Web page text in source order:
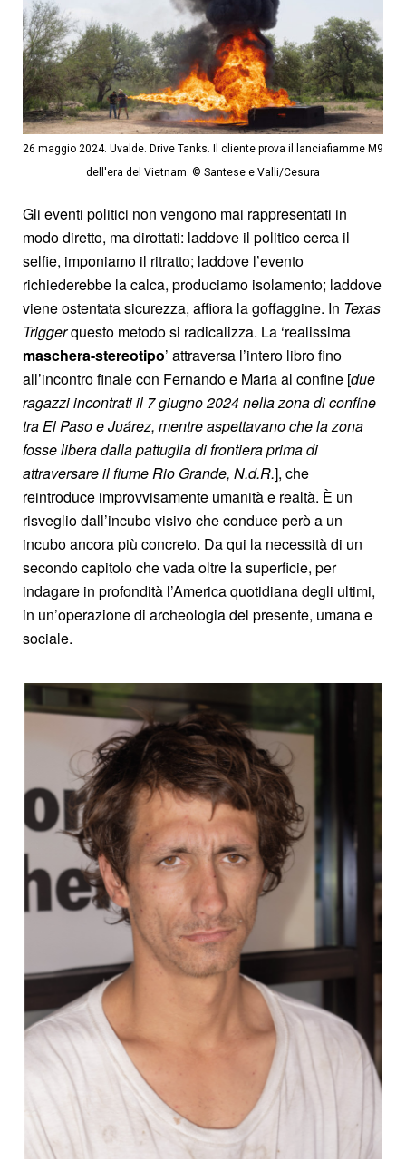
26 maggio 2024. Uvalde. Drive Tanks. Il cliente prova il lanciafiamme M9
dell'era del Vietnam. © Santese e Valli/Cesura
Gli eventi politici non vengono mai rappresentati in
modo diretto, ma dirottati: laddove il politico cerca il
selfie, imponiamo il ritratto; laddove l’evento
richiederebbe la calca, produciamo isolamento; laddove
viene ostentata sicurezza, affiora la goffaggine. In Texas
Triggerquesto metodo si radicalizza. La ‘realissima
maschera-stereotipo’ attraversa l’intero libro fino
all’incontro finale con Fernando e Maria al confine [due
ragazzi incontrati il 7 giugno 2024 nella zona di confine
tra El Paso e Juárez, mentre aspettavano che la zona
fosse libera dalla pattuglia di frontiera prima di
attraversare il fiume Rio Grande, N.d.R.], che
reintroduce improvvisamente umanità e realtà. È un
risveglio dall’incubo visivo che conduce però a un
incubo ancora più concreto. Da qui la necessità di un
secondo capitolo che vada oltre la superficie, per
indagare in profondità l’America quotidiana degli ultimi,
in un’operazione di archeologia del presente, umana e
sociale.